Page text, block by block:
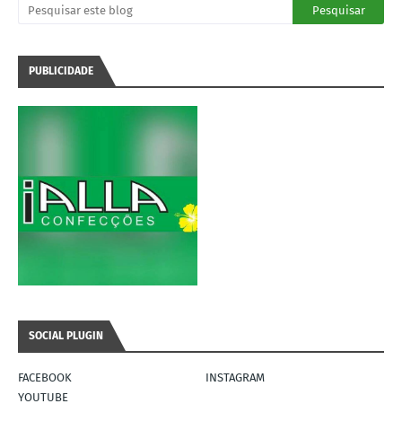
PUBLICIDADE
SOCIAL PLUGIN
FACEBOOK
INSTAGRAM
YOUTUBE